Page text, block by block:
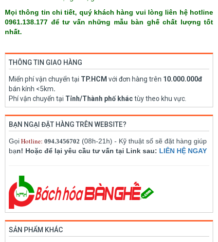
Mọi thông tin chi tiết, quý khách hàng vui lòng liên hệ hotline
0961.138.177 để tư vấn những mẫu bàn ghế chất lượng tốt
nhất.
THÔNG TIN GIAO HÀNG
Miển phí vận chuyển tại TP.HCM với đơn hàng trên 10.000.000đ
bán kính <5km.
Phí vận chuyển tại Tỉnh/Thành phố kháctùy theo khu vực.
BẠN NGẠI ĐẶT HÀNG TRÊN WEBSITE?
GọiHotline: 094.3456702 (08h-21h) - Kỹ thuật số sẽ đặt hàng giúp
bạn! Hoặc để lại yêu cầu tư vấn tại Link sau: LIÊN HỆ NGAY
SẢN PHẨM KHÁC